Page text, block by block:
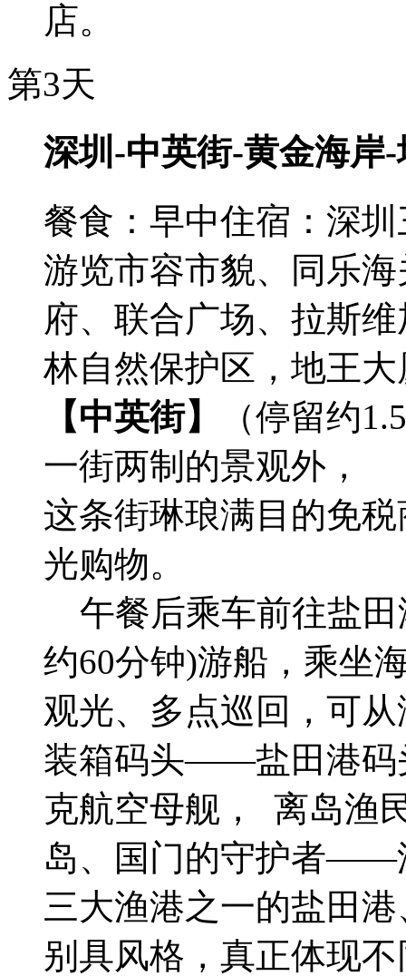
店。
第3天
深圳-中英街-黄金海岸
餐食：早中住宿：深
游览市容市貌、同乐
府、联合广场、拉斯
林自然保护区，地王
【中英街】
（停留约
一街两制的景观外，
这条街琳琅满目的免
光购物。
午餐后乘车前往盐田
约60分钟)游船，乘坐
观光、多点巡回，可
装箱码头——盐田港
克航空母舰， 离岛渔
岛、国门的守护者——
三大渔港之一的盐田
别具风格，真正体现